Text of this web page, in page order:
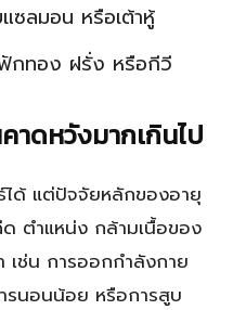
ซลมอน หรือเต้าหู้
กทอง ฝรั่ง หรือกีวี
าดหวังมากเกินไป
ด้ แต่ปัจจัยหลักของอายุ
ตำแหน่ง กล้ามเนื้อของ
ช่น การออกกำลังกาย
รนอนน้อย หรือการสูบ